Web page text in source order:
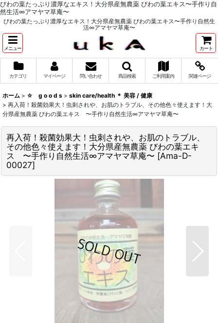
びわの葉たっぷり濃厚なエキス！大分県産無農薬 びわの葉エキス〜手作り自
然生活∞アマヤマ草庵〜
びわの葉たっぷり濃厚なエキス！大分県産無農薬 びわの葉エキス〜手作り自然生
活∞アマヤマ草庵〜
メニュー カート
カテゴリ マイページ 問い合わせ 商品検索 ご利用案内 関連ページ
ホーム > ☆ g o o d s > skin care/health ＊ 美容 / 健康
> 再入荷！殺菌効果大！虫刺されや、お肌のトラブル、その他色々使えます！大
分県産無農薬 びわの葉エキス 〜手作り自然生活∞アマヤマ草庵〜
再入荷！殺菌効果大！虫刺されや、お肌のトラブル、
その他色々使えます！大分県産無農薬 びわの葉エキ
ス 〜手作り自然生活∞アマヤマ草庵〜 [Ama-D-
00027]